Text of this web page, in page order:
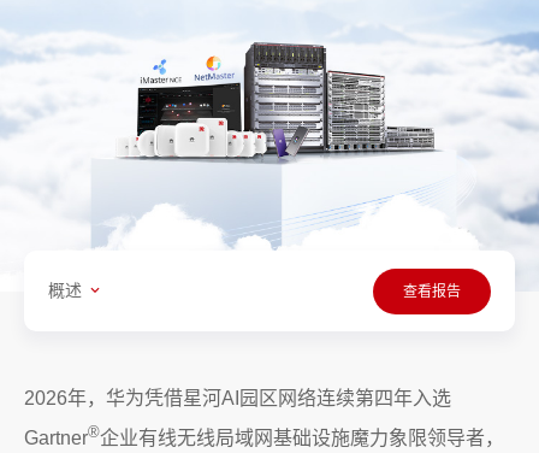
概述 查看报告
2026年，华为凭借星河AI园区网络连续第四年入选
Gartner®企业有线无线局域网基础设施魔力象限领导者，